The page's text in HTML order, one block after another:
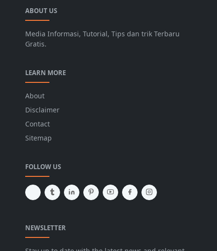
ABOUT US
Media Informasi, Tutorial, Tips dan trik Terbaru
Gratis.
LEARN MORE
About
Disclaimer
Contact
Sitemap
FOLLOW US
NEWSLETTER